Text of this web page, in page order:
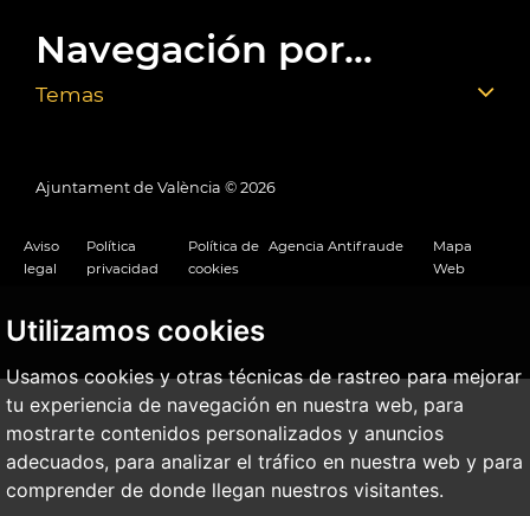
Utilizamos cookies
Usamos cookies y otras técnicas de rastreo para mejorar
tu experiencia de navegación en nuestra web, para
mostrarte contenidos personalizados y anuncios
adecuados, para analizar el tráfico en nuestra web y para
comprender de donde llegan nuestros visitantes.
Navegación por...
Temas
Ajuntament de València © 2026
Aviso
legal
Política
privacidad
Política de
cookies
Agencia Antifraude
Mapa
Web